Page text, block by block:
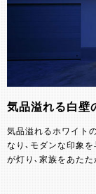
気品溢れる白壁
気品溢れるホワイト
なり、モダンな印象
が灯り、家族をあた